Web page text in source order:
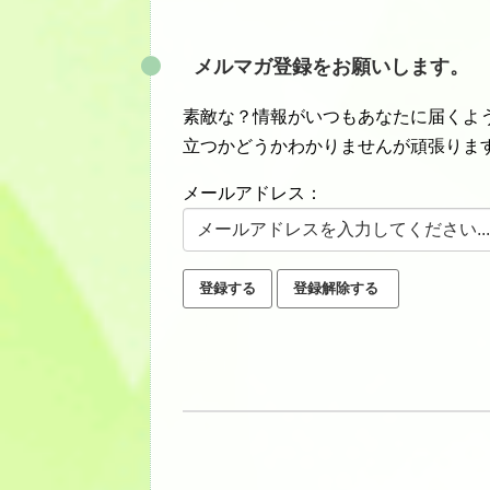
メルマガ登録をお願いします。
素敵な？情報がいつもあなたに届く
立つかどうかわかりませんが頑張りま
メールアドレス：